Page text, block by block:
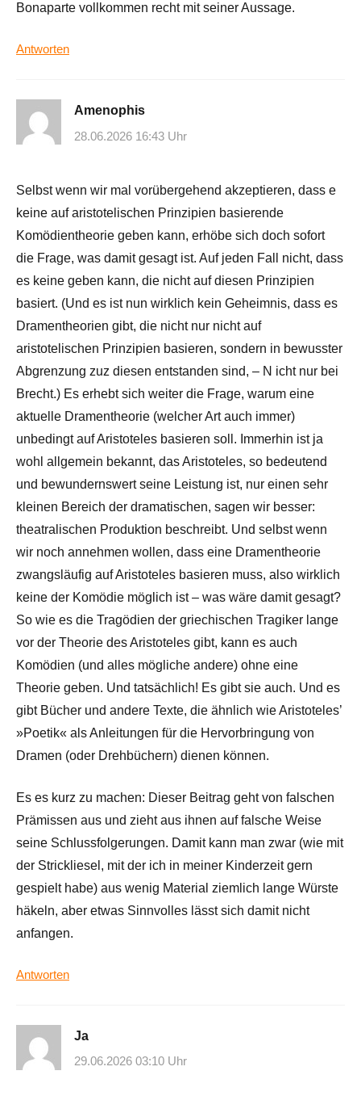
Bonaparte vollkommen recht mit seiner Aussage.
Antworten
Amenophis
28.06.2026 16:43 Uhr
Selbst wenn wir mal vorübergehend akzeptieren, dass e
keine auf aristotelischen Prinzipien basierende
Komödientheorie geben kann, erhöbe sich doch sofort
die Frage, was damit gesagt ist. Auf jeden Fall nicht, dass
es keine geben kann, die nicht auf diesen Prinzipien
basiert. (Und es ist nun wirklich kein Geheimnis, dass es
Dramentheorien gibt, die nicht nur nicht auf
aristotelischen Prinzipien basieren, sondern in bewusster
Abgrenzung zuz diesen entstanden sind, – N icht nur bei
Brecht.) Es erhebt sich weiter die Frage, warum eine
aktuelle Dramentheorie (welcher Art auch immer)
unbedingt auf Aristoteles basieren soll. Immerhin ist ja
wohl allgemein bekannt, das Aristoteles, so bedeutend
und bewundernswert seine Leistung ist, nur einen sehr
kleinen Bereich der dramatischen, sagen wir besser:
theatralischen Produktion beschreibt. Und selbst wenn
wir noch annehmen wollen, dass eine Dramentheorie
zwangsläufig auf Aristoteles basieren muss, also wirklich
keine der Komödie möglich ist – was wäre damit gesagt?
So wie es die Tragödien der griechischen Tragiker lange
vor der Theorie des Aristoteles gibt, kann es auch
Komödien (und alles mögliche andere) ohne eine
Theorie geben. Und tatsächlich! Es gibt sie auch. Und es
gibt Bücher und andere Texte, die ähnlich wie Aristoteles’
»Poetik« als Anleitungen für die Hervorbringung von
Dramen (oder Drehbüchern) dienen können.
Es es kurz zu machen: Dieser Beitrag geht von falschen
Prämissen aus und zieht aus ihnen auf falsche Weise
seine Schlussfolgerungen. Damit kann man zwar (wie mit
der Strickliesel, mit der ich in meiner Kinderzeit gern
gespielt habe) aus wenig Material ziemlich lange Würste
häkeln, aber etwas Sinnvolles lässt sich damit nicht
anfangen.
Antworten
Ja
29.06.2026 03:10 Uhr